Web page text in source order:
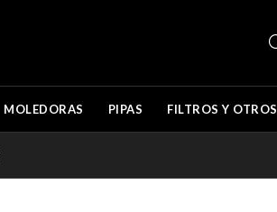
MOLEDORAS PIPAS FILTROS Y OTROS